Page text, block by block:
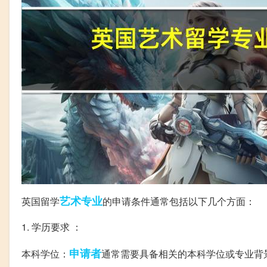
英国留学艺术专业的申请条件通常包括以下几个方面：
1. 学历要求 ：
本科学位： 申请者通常需要具备相关的本科学位或专业背